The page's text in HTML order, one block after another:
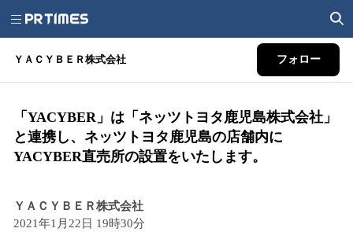
ＹＡＣＹＢＥＲ株式会社 フォロー
「YACYBER」は「ネッツトヨタ鹿児島株式会社」
と連携し、ネッツトヨタ鹿児島の店舗内に
YACYBER直売所の設置をいたします。
ＹＡＣＹＢＥＲ株式会社
2021年1月22日 19時30分